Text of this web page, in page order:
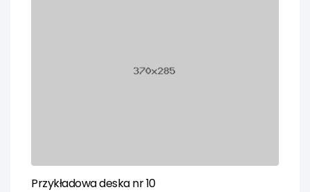
Przykładowa deska nr 10